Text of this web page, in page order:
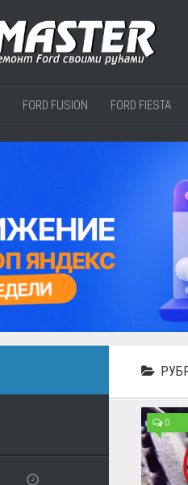
FORD FUSION FORD FIESTA
0